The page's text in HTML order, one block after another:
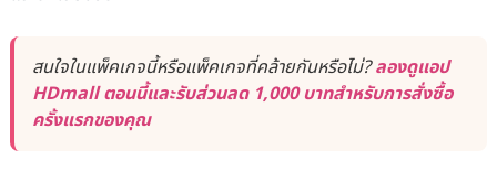
สนใจในแพ็คเกจนี้หรือแพ็คเกจที่คล้ายกันหรือไม่?ลองดูแอป
HDmall ตอนนี้และรับส่วนลด 1,000 บาทสำหรับการสั่งซื้อ
ครั้งแรกของคุณ